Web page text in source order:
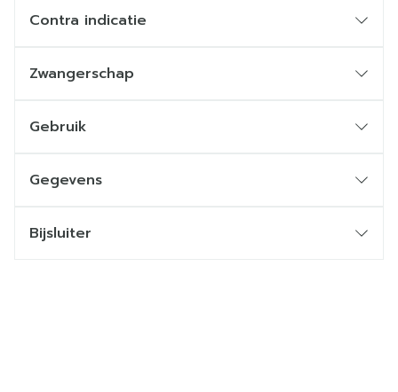
Contra indicatie
Zwangerschap
Gebruik
Gegevens
Bijsluiter